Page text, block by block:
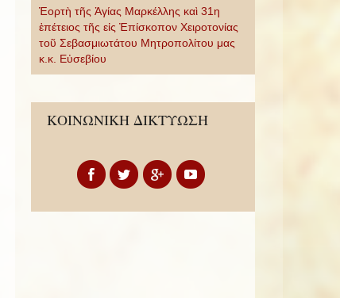
Ἑορτὴ τῆς Ἁγίας Μαρκέλλης καὶ 31η
ἐπέτειος τῆς εἰς Ἐπίσκοπον Χειροτονίας
τοῦ Σεβασμιωτάτου Μητροπολίτου μας
κ.κ. Εὐσεβίου
ΚΟΙΝΩΝΙΚΗ ΔΙΚΤΥΩΣΗ